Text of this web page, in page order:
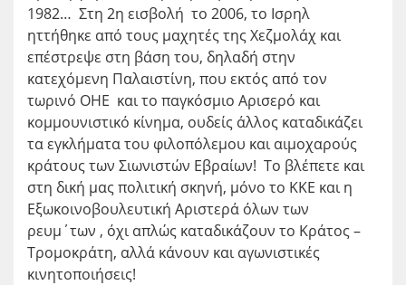
1982… Στη 2η εισβολή το 2006, το Ισρηλ
ηττήθηκε από τους μαχητές της Χεζμολάχ και
επέστρεψε στη βάση του, δηλαδή στην
κατεχόμενη Παλαιστίνη, που εκτός από τον
τωρινό ΟΗΕ και το παγκόσμιο Αρισερό και
κομμουνιστικό κίνημα, ουδείς άλλος καταδικάζει
τα εγκλήματα του φιλοπόλεμου και αιμοχαρούς
κράτους των Σιωνιστών Εβραίων! Το βλέπετε και
στη δική μας πολιτική σκηνή, μόνο το ΚΚΕ και η
Εξωκοινοβουλευτική Αριστερά όλων των
ρευμ΄των , όχι απλώς καταδικάζουν το Κράτος –
Τρομοκράτη, αλλά κάνουν και αγωνιστικές
κινητοποιήσεις!